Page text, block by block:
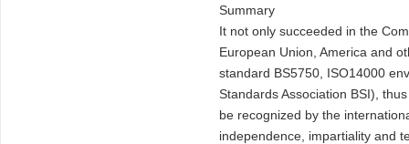
Summary
It not only succeeded in the
European Union, America and
standard BS5750, ISO14000
Standards Association BSI),
be recognized by the
independence, impartiality and